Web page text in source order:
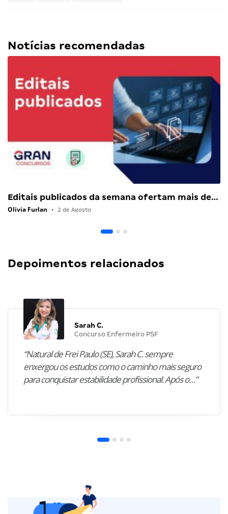
Notícias recomendadas
Editais publicados da semana ofertam mais de…
Olivia Furlan • 2 de Agosto
Depoimentos relacionados
Sarah C.
Concurso Enfermeiro PSF
“Natural de Frei Paulo (SE), Sarah C. sempre
enxergou os estudos como o caminho mais seguro
para conquistar estabilidade profissional. Após o…”